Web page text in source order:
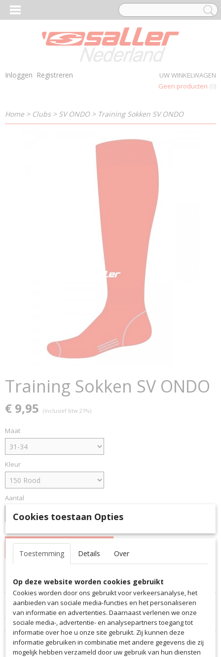
Inloggen Registreren
UW WINKELWAGEN
Geen producten (0)
Home> Clubs > SV ONDO> Training Sokken SV ONDO
Training Sokken SV ONDO
€ 9,95 (inclusief btw 21%)
Maat
Kleur
Aantal
IN WINKELWAGEN
Specificaties
Productcode
5014ONDO
EAN code
5014ONDO
Productcode leverancier
5014
Omschrijving
Trainingssokken SV ONDO
Cookies toestaan Opties
Toestemming Details Over
Op deze website worden cookies gebruikt
Cookies worden door ons gebruikt voor verkeersanalyse, het
aanbieden van sociale media-functies en het personaliseren
van informatie en advertenties. Daarnaast verlenen we onze
sociale media-, advertentie- en analysepartners toegang tot
informatie over hoe u onze site gebruikt. Zij kunnen deze
informatie gebruiken in combinatie met andere gegevens die zij
mogelijk hebben verzameld door uw gebruik van hun diensten